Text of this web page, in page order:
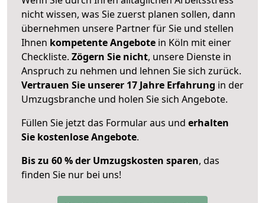
nicht wissen, was Sie zuerst planen sollen, dann
übernehmen unsere Partner für Sie und stellen
Ihnen kompetente Angebote in Köln mit einer
Checkliste. Zögern Sie nicht, unsere Dienste in
Anspruch zu nehmen und lehnen Sie sich zurück.
Vertrauen Sie unserer 17 Jahre Erfahrung in der
Umzugsbranche und holen Sie sich Angebote.
Füllen Sie jetzt das Formular aus und erhalten
Sie kostenlose Angebote.
Bis zu 60 % der Umzugskosten sparen, das
finden Sie nur bei uns!